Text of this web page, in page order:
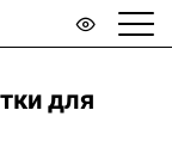
для